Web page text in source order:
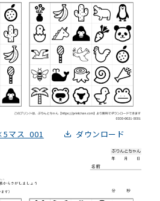
マス_001 ダウンロード